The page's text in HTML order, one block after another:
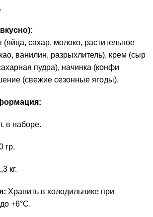
сахар, молоко, растительное
ванилин, разрыхлитель), крем (сыр
пудра), начинка (конфи
(свежие сезонные ягоды).
в наборе.
гр.
кг.
Хранить в холодильнике при
+6°C.